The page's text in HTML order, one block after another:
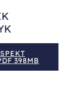
398MB